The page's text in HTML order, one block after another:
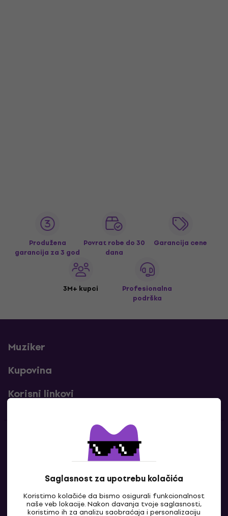
Saglasnost za upotrebu kolačića
Koristimo kolačiće da bismo osigurali funkcionalnost
naše veb lokacije. Nakon davanja tvoje saglasnosti,
koristimo ih za analizu saobraćaja i personalizaciju
Produžena
garancija za 3 god
Povrat robe do 30
dana
Garancija cene
3M+ kupci
Profesionalna
podrška
Muziker
Kupovina
Korisni linkovi
Kontakti
Kontaktiraj nas